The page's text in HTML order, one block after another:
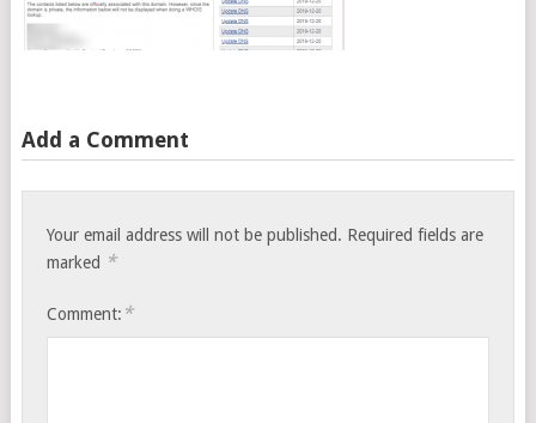
Add a Comment
Your email address will not be published. Required fields are
marked *
Comment: *